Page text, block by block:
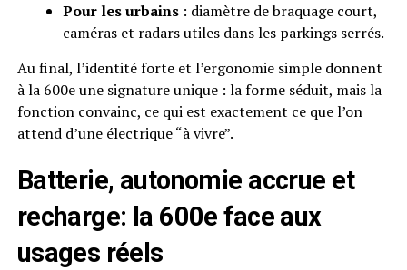
Pour les urbains: diamètre de braquage court,
caméras et radars utiles dans les parkings serrés.
Au final, l’identité forte et l’ergonomie simple donnent
à la 600e une signature unique : la forme séduit, mais la
fonction convainc, ce qui est exactement ce que l’on
attend d’une électrique “à vivre”.
Batterie, autonomie accrue et
recharge: la 600e face aux
usages réels